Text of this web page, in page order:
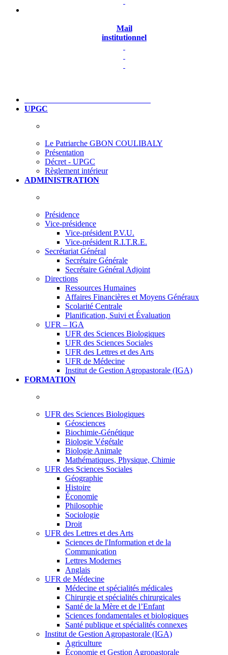
Mail
institutionnel
UPGC
Le Patriarche GBON COULIBALY
Présentation
Décret - UPGC
Règlement intérieur
ADMINISTRATION
Présidence
Vice-présidence
Vice-président P.V.U.
Vice-président R.I.T.R.E.
Secrétariat Général
Secrétaire Générale
Secrétaire Général Adjoint
Directions
Ressources Humaines
Affaires Financières et Moyens Généraux
Scolarité Centrale
Planification, Suivi et Évaluation
UFR – IGA
UFR des Sciences Biologiques
UFR des Sciences Sociales
UFR des Lettres et des Arts
UFR de Médecine
Institut de Gestion Agropastorale (IGA)
FORMATION
UFR des Sciences Biologiques
Géosciences
Biochimie-Génétique
Biologie Végétale
Biologie Animale
Mathématiques, Physique, Chimie
UFR des Sciences Sociales
Géographie
Histoire
Économie
Philosophie
Sociologie
Droit
UFR des Lettres et des Arts
Sciences de l'Information et de la
Communication
Lettres Modernes
Anglais
UFR de Médecine
Médecine et spécialités médicales
Chirurgie et spécialités chirurgicales
Santé de la Mère et de l’Enfant
Sciences fondamentales et biologiques
Santé publique et spécialités connexes
Institut de Gestion Agropastorale (IGA)
Agriculture
Économie et Gestion Agropastorale